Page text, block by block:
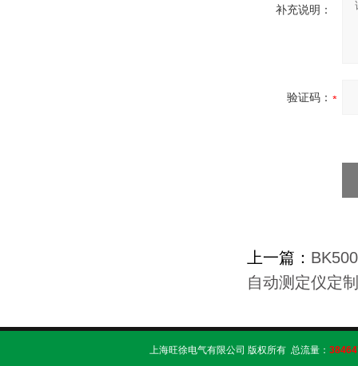
补充说明：
验证码：
上一篇：
自动测定仪定制
上海旺徐电气有限公司 版权所有 总流量：